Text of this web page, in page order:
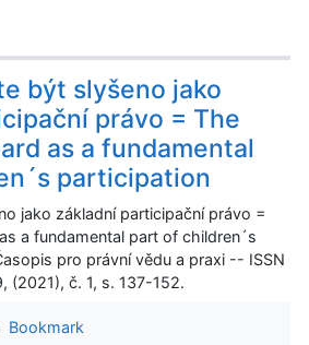
být slyšeno jako
právo = The
as a fundamental
participation
jako základní participační právo =
a fundamental part of children´s
pro právní vědu a praxi -- ISSN
(2021), č. 1, s. 137-152.
Bookmark